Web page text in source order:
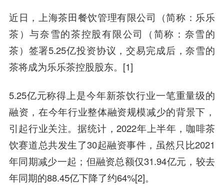
近日，上海茶田餐饮管理有限公司（简称：乐乐
茶）与奈雪的茶控股有限公司（简称：奈雪的
茶）签署5.25亿投资协议，交易完成后，奈雪的
茶将成为乐乐茶控股股东。[1]
5.25亿元称得上是今年新茶饮行业一笔重量级的
融资，在今年行业整体融资规模减少的背景下，
引起行业关注。据统计，2022年上半年，咖啡茶
饮赛道总共发生了30起融资事件，虽然只比2021
年同期减少一起；但融资总额仅31.94亿元，较去
年同期的88.45亿下降了约64%[2]。